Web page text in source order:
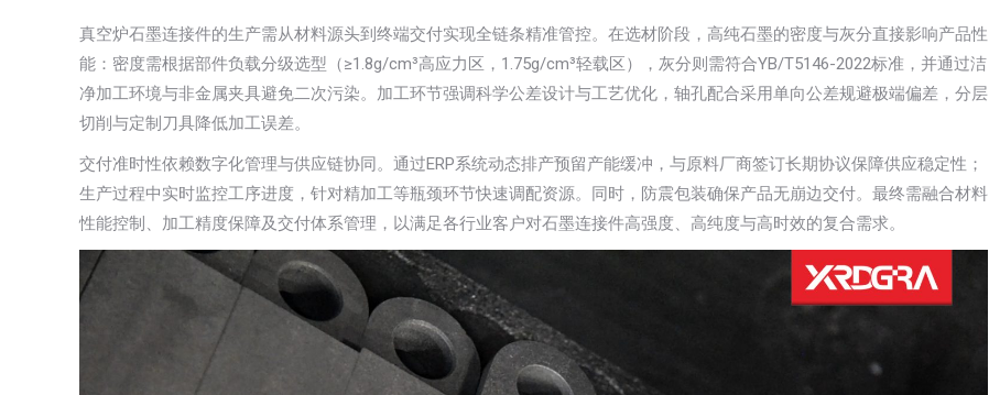
真空炉石墨连接件的生产需从材料源头到终端交付实现全链条精准管控。在选材阶段，高纯石墨的密度与灰分直接影响产品性
能：密度需根据部件负载分级选型（≥1.8g/cm³高应力区，1.75g/cm³轻载区），灰分则需符合YB/T5146-2022标准，并通过洁
净加工环境与非金属夹具避免二次污染。加工环节强调科学公差设计与工艺优化，轴孔配合采用单向公差规避极端偏差，分层
切削与定制刀具降低加工误差。
交付准时性依赖数字化管理与供应链协同。通过ERP系统动态排产预留产能缓冲，与原料厂商签订长期协议保障供应稳定性；
生产过程中实时监控工序进度，针对精加工等瓶颈环节快速调配资源。同时，防震包装确保产品无崩边交付。最终需融合材料
性能控制、加工精度保障及交付体系管理，以满足各行业客户对石墨连接件高强度、高纯度与高时效的复合需求。